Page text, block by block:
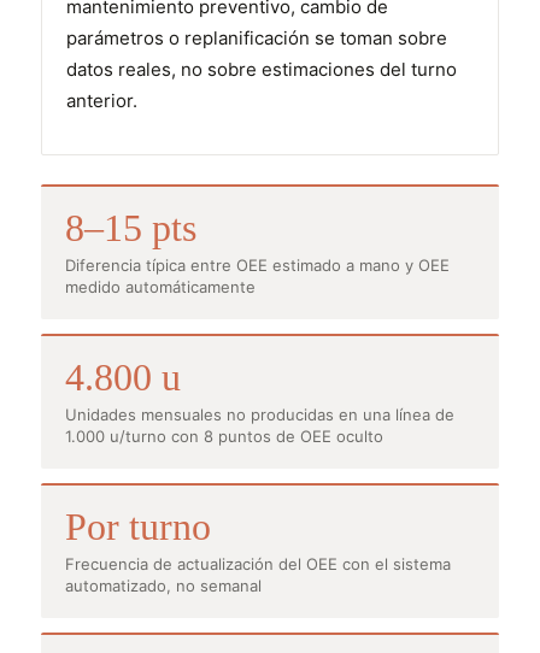
mantenimiento preventivo, cambio de
parámetros o replanificación se toman sobre
datos reales, no sobre estimaciones del turno
anterior.
8–15 pts
Diferencia típica entre OEE estimado a mano y OEE
medido automáticamente
4.800 u
Unidades mensuales no producidas en una línea de
1.000 u/turno con 8 puntos de OEE oculto
Por turno
Frecuencia de actualización del OEE con el sistema
automatizado, no semanal